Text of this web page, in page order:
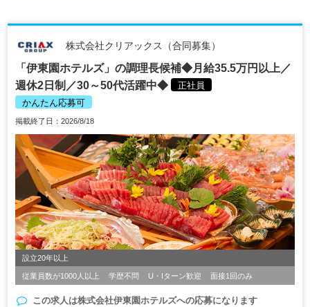
株式会社クリアックス（合同募集）
「伊東園ホテルズ」の調理長候補◆月給35.5万円以上／
週休2日制／30～50代活躍中◆
正社員
かんたん応募可
掲載終了日：2026/8/18
設立20年以上
従業員数が1000人以上 学歴不問 U・Iターン歓迎 面接1回のみ
この求人は株式会社伊東園ホテルズへの応募になります